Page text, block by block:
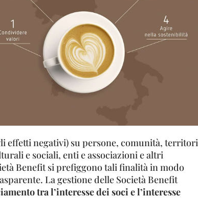
effetti negativi) su persone, comunità, territori
e sociali, enti e associazioni e altri
Benefit si prefiggono tali finalità in modo
La gestione delle Società Benefit
tra l’interesse dei soci e l’interesse